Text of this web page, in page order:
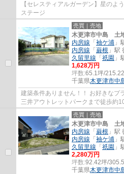
【セレスティアルガーデン】星のよ
ステージ
売買｜売地
木更津市中島 土
内房線 「 袖ケ浦 」
内房線 「 巌根 」駅
久留里線 「 祇園 」
1,628万円
坪数:65.1坪/
千葉県木更津市中
建築条件ありません！！ お好きなプ
三井アウトレットパークまで徒歩約
す！！ ♪お気軽にお問合せ下さい♪
売買｜売地
木更津市中島 土
内房線 「 巌根 」駅
内房線 「 袖ケ浦 」
久留里線 「 祇園 」
2,280万円
坪数:92.42坪/
千葉県木更津市中